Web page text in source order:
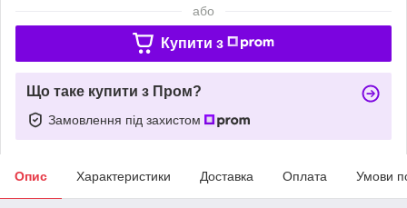
або
Купити з
Що таке купити з Пром?
Замовлення під захистом
Опис Характеристики Доставка Оплата Умови